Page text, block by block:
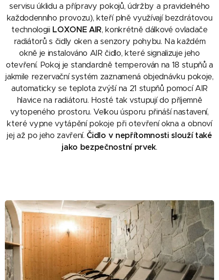
servisu úklidu a přípravy pokojů, údržby a pravidelného
každodenního provozu), kteří plně využívají bezdrátovou
technologii LOXONE AIR, konkrétně dálkové ovladače
radiátorů s čidly oken a senzory pohybu. Na každém
okně je instalováno AIR čidlo, které signalizuje jeho
otevření. Pokoj je standardně temperován na 18 stupňů a
jakmile rezervační systém zaznamená objednávku pokoje,
automaticky se teplota zvýší na 21 stupňů pomocí AIR
hlavice na radiátoru. Hosté tak vstupují do příjemně
vytopeného prostoru. Velkou úsporu přináší nastavení,
které vypne vytápění pokoje při otevření okna a obnoví
jej až po jeho zavření. Čidlo v nepřítomnosti slouží také
jako bezpečnostní prvek.